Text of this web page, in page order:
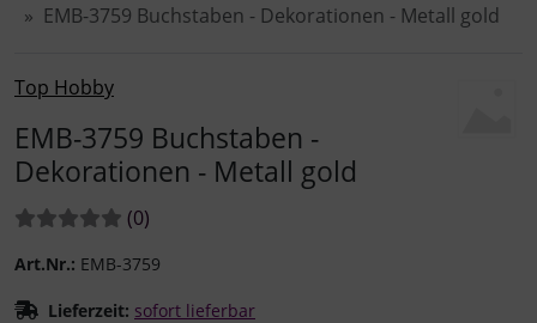
EMB-3759 Buchstaben - Dekorationen - Metall gold
Top Hobby
EMB-3759 Buchstaben -
Dekorationen - Metall gold
Bewertungen:
(0Bewertungen
)
Art.Nr.: EMB-3759
Lieferzeit: sofort lieferbar